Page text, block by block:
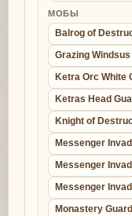
МОБЫ
Balrog of
Grazing
Ketra Orc White
Ketras Head
Knight of
Messenger
Messenger
Messenger
Monastery